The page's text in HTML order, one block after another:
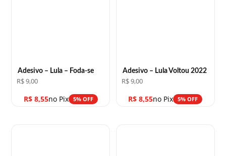
Adesivo – Lula – Foda-se
R$9,00
R$8,55no Pix 5% OFF
Adesivo – Lula Voltou 2022
R$9,00
R$ 8,55no Pix 5% OFF